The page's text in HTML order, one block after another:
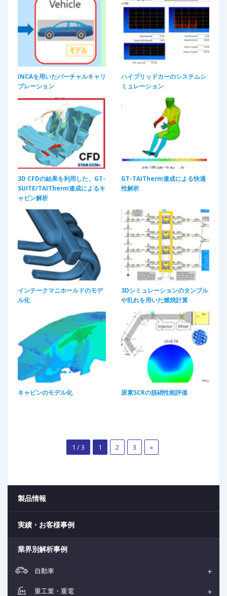
INCAを用いたバーチャルキャリ
ブレーション
ハイブリッドカーのシステムシ
ミュレーション​
3D CFDの結果を利用した、GT-
SUITE/TAITherm連成によるキ
ャビン解析
GT-TAITherm連成による快適
性解析
インテークマニホールドのモデ
ル化
3Dシミュレーションのタンブル
や乱れを用いた燃焼計算
キャビンのモデル化 尿素SCRの脱硝性能評価
1 / 3 1 2 3 »
製品情報
実績・お客様事例
業界別解析事例
自動車
重工業・重電